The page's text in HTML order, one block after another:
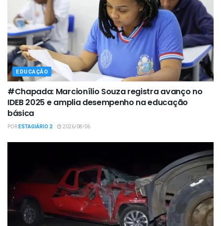
EDUCAÇÃO
#Chapada: Marcionílio Souza registra avanço no
IDEB 2025 e amplia desempenho na educação
básica
PORESTAGIÁRIO 2 2026/08/06